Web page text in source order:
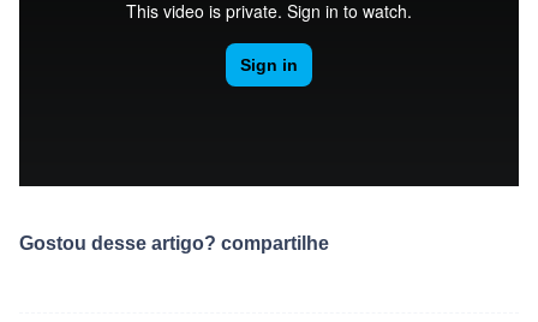
Gostou desse artigo? compartilhe